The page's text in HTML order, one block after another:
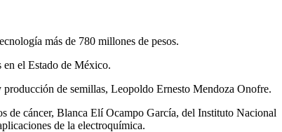
más de 780 millones de pesos.
en el Estado de México.
de semillas, Leopoldo Ernesto Mendoza Onofre.
de cáncer, Blanca Elí Ocampo García, del Instituto Nacional
de la electroquímica.